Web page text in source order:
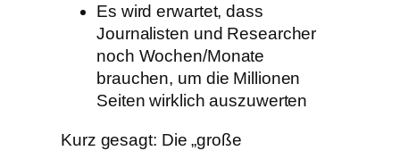
Es wird erwartet, dass
Journalisten und Researcher
noch Wochen/Monate
brauchen, um die Millionen
Seiten wirklich auszuwerten
Kurz gesagt: Die „große